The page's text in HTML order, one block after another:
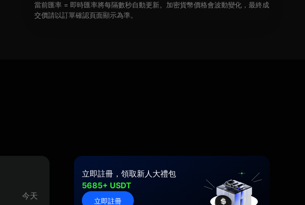
當前匯率 = 即時匯率將每隔數秒自動更新。加密貨幣價格會波動變化，最終成
交價請以訂單確認頁面顯示為準。
今天
立即註冊，領取新人大禮包
5685+ USDT
立即註冊